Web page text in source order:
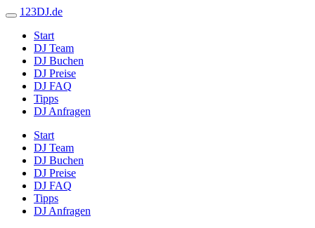
123DJ.de
Start
DJ Team
DJ Buchen
DJ Preise
DJ FAQ
Tipps
DJ Anfragen
Start
DJ Team
DJ Buchen
DJ Preise
DJ FAQ
Tipps
DJ Anfragen